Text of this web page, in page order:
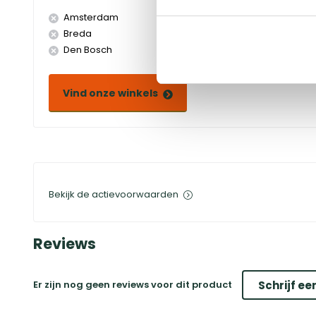
Amsterdam
Breda
Den Bosch
Doetinchem
Vind onze winkels
Bekijk de actievoorwaarden
Reviews
Er zijn nog geen reviews voor dit product Schrijf